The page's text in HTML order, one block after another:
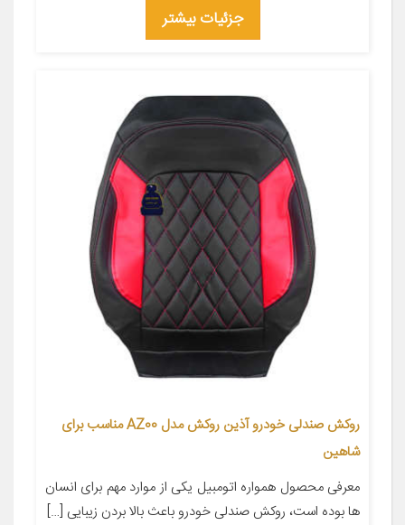
جزئیات بیشتر
روکش صندلی خودرو آذین روکش مدل AZ00 مناسب برای
شاهین
معرفی محصول همواره اتومبیل یکی از موارد مهم برای انسان
ها بوده است، روکش صندلی خودرو باعث بالا بردن زیبایی […]